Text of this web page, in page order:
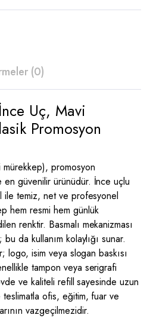
(0)
Uç, Mavi
Promosyon
promosyon
güvenilir ürünüdür. İnce uçlu
ile temiz, net ve profesyonel
hem resmi hem günlük
renktir. Basmalı mekanizması
da kullanım kolaylığı sunar.
logo, isim veya slogan baskısı
tampon veya serigrafi
ve kaliteli refill sayesinde uzun
ofis, eğitim, fuar ve
vazgeçilmezidir.